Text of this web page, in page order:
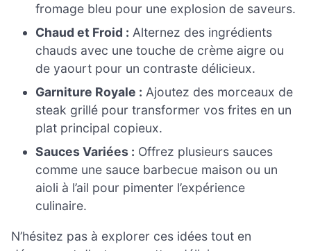
fromage bleu pour une explosion de saveurs.
Chaud et Froid : Alternez des ingrédients
chauds avec une touche de crème aigre ou
de yaourt pour un contraste délicieux.
Garniture Royale : Ajoutez des morceaux de
steak grillé pour transformer vos frites en un
plat principal copieux.
Sauces Variées : Offrez plusieurs sauces
comme une sauce barbecue maison ou un
aioli à l’ail pour pimenter l’expérience
culinaire.
N’hésitez pas à explorer ces idées tout en